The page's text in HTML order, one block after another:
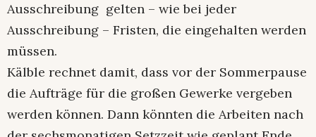
Ausschreibung gelten – wie bei jeder
Ausschreibung – Fristen, die eingehalten werden
müssen.
Kälble rechnet damit, dass vor der Sommerpause
die Aufträge für die großen Gewerke vergeben
werden können. Dann könnten die Arbeiten nach